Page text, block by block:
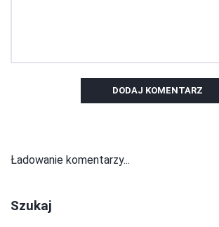
DODAJ KOMENTARZ
Ładowanie komentarzy...
Szukaj